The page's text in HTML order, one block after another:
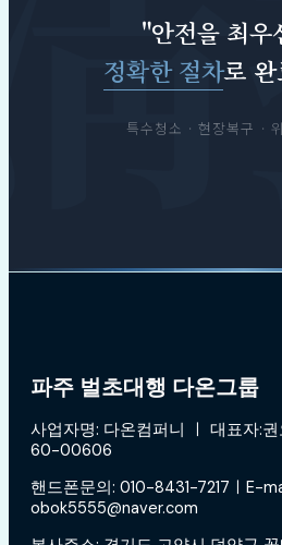
"안전을 최우
정확한 절차로
특수청소 · 현장복구 ·
파주 벌초대행 다온그룹
사업자명: 다온컴퍼니 ㅣ 대표자:
60-00606
핸드폰문의: 010-8431-7217ㅣE-
obok5555@naver.com